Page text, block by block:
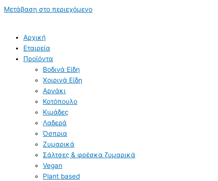
Μετάβαση στο περιεχόμενο
Αρχική
Εταιρεία
Προϊόντα
Βοδινά Είδη
Χοιρινά Είδη
Aρνάκι
Κοτόπουλο
Κιμάδες
Λαδερά
Όσπρια
Ζυμαρικά
Σάλτσες & φρέσκα ζυμαρικά
Vegan
Plant based